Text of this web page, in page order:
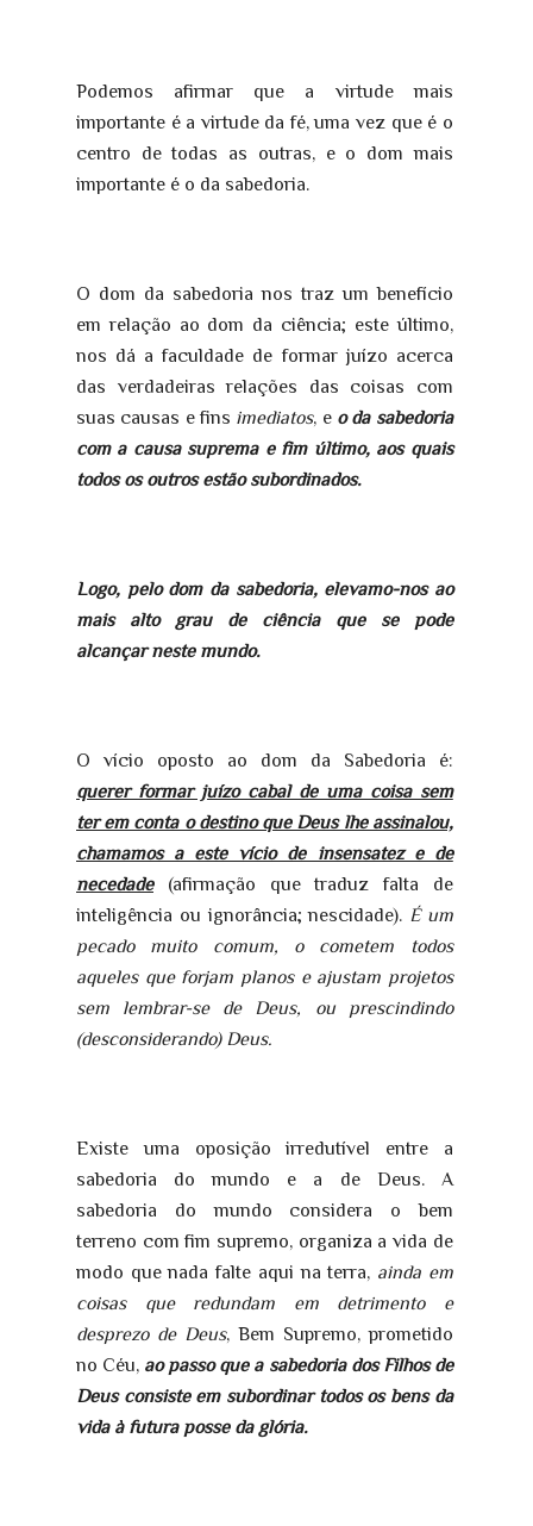
Podemos afirmar que a virtude mais
importante é a virtude da fé, uma vez que é o
centro de todas as outras, e o dom mais
importante é o da sabedoria.
O dom da sabedoria nos traz um benefício
em relação ao dom da ciência; este último,
nos dá a faculdade de formar juízo acerca
das verdadeiras relações das coisas com
suas causas e fins imediatos, e o da sabedoria
com a causa suprema e fim último, aos quais
todos os outros estão subordinados.
Logo, pelo dom da sabedoria, elevamo-nos ao
mais alto grau de ciência que se pode
alcançar neste mundo.
O vício oposto ao dom da Sabedoria é:
querer formar juízo cabal de uma coisa sem
ter em conta o destino que Deus lhe assinalou,
chamamos a este vício de insensatez e de
necedade(afirmação que traduz falta de
inteligência ou ignorância; nescidade). É um
pecado muito comum, o cometem todos
aqueles que forjam planos e ajustam projetos
sem lembrar-se de Deus, ou prescindindo
(desconsiderando) Deus.
Existe uma oposição irredutível entre a
sabedoria do mundo e a de Deus. A
sabedoria do mundo considera o bem
terreno com fim supremo, organiza a vida de
modo que nada falte aqui na terra, ainda em
coisas que redundam em detrimento e
desprezo de Deus, Bem Supremo, prometido
no Céu, ao passo que a sabedoria dos Filhos de
Deus consiste em subordinar todos os bens da
vida à futura posse da glória.